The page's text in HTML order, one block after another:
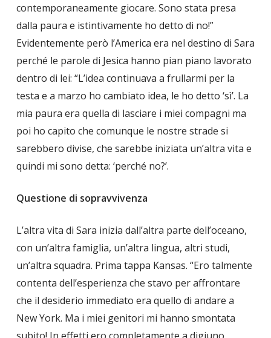
contemporaneamente giocare. Sono stata presa
dalla paura e istintivamente ho detto di no!”
Evidentemente però l’America era nel destino di Sara
perché le parole di Jesica hanno pian piano lavorato
dentro di lei: “L’idea continuava a frullarmi per la
testa e a marzo ho cambiato idea, le ho detto ‘sì’. La
mia paura era quella di lasciare i miei compagni ma
poi ho capito che comunque le nostre strade si
sarebbero divise, che sarebbe iniziata un’altra vita e
quindi mi sono detta: ‘perché no?’.
Questione di sopravvivenza
L’altra vita di Sara inizia dall’altra parte dell’oceano,
con un’altra famiglia, un’altra lingua, altri studi,
un’altra squadra. Prima tappa Kansas. “Ero talmente
contenta dell’esperienza che stavo per affrontare
che il desiderio immediato era quello di andare a
New York. Ma i miei genitori mi hanno smontata